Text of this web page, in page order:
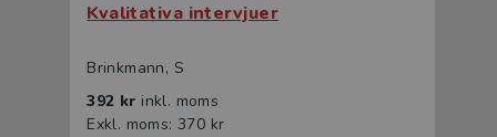
Kvalitativa intervjuer
Brinkmann, S
392 kr inkl. moms
Exkl. moms: 370 kr